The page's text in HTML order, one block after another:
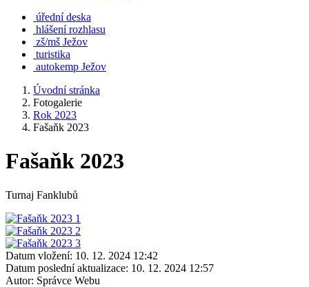
úřední deska
hlášení rozhlasu
zš/mš Ježov
turistika
autokemp Ježov
Úvodní stránka
Fotogalerie
Rok 2023
Fašaňk 2023
Fašaňk 2023
Turnaj Fanklubů
Datum vložení: 10. 12. 2024 12:42
Datum poslední aktualizace: 10. 12. 2024 12:57
Autor: Správce Webu